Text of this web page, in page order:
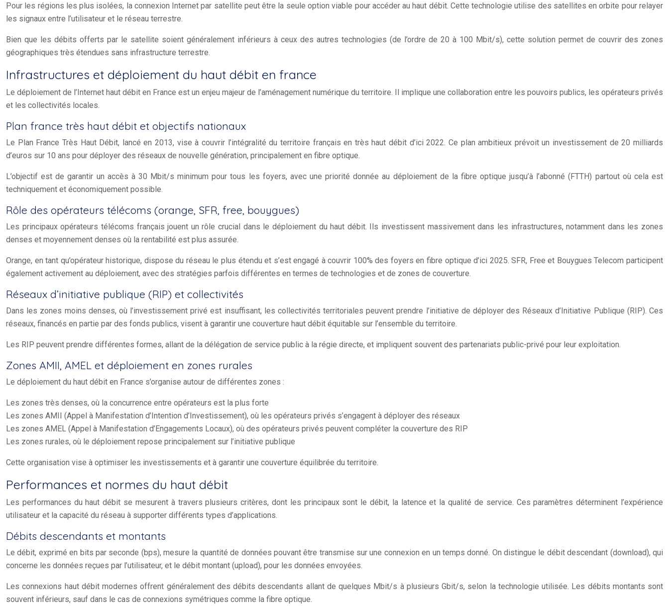
Pour les régions les plus isolées, la connexion Internet par satellite peut être la seule option viable pour accéder au haut débit. Cette technologie utilise des satellites en orbite pour relayer
les signaux entre l’utilisateur et le réseau terrestre.
Bien que les débits offerts par le satellite soient généralement inférieurs à ceux des autres technologies (de l’ordre de 20 à 100 Mbit/s), cette solution permet de couvrir des zones
géographiques très étendues sans infrastructure terrestre.
Infrastructures et déploiement du haut débit en france
Le déploiement de l’Internet haut débit en France est un enjeu majeur de l’aménagement numérique du territoire. Il implique une collaboration entre les pouvoirs publics, les opérateurs privés
et les collectivités locales.
Plan france très haut débit et objectifs nationaux
Le Plan France Très Haut Débit, lancé en 2013, vise à couvrir l’intégralité du territoire français en très haut débit d’ici 2022. Ce plan ambitieux prévoit un investissement de 20 milliards
d’euros sur 10 ans pour déployer des réseaux de nouvelle génération, principalement en fibre optique.
L’objectif est de garantir un accès à 30 Mbit/s minimum pour tous les foyers, avec une priorité donnée au déploiement de la fibre optique jusqu’à l’abonné (FTTH) partout où cela est
techniquement et économiquement possible.
Rôle des opérateurs télécoms (orange, SFR, free, bouygues)
Les principaux opérateurs télécoms français jouent un rôle crucial dans le déploiement du haut débit. Ils investissent massivement dans les infrastructures, notamment dans les zones
denses et moyennement denses où la rentabilité est plus assurée.
Orange, en tant qu’opérateur historique, dispose du réseau le plus étendu et s’est engagé à couvrir 100% des foyers en fibre optique d’ici 2025. SFR, Free et Bouygues Telecom participent
également activement au déploiement, avec des stratégies parfois différentes en termes de technologies et de zones de couverture.
Réseaux d’initiative publique (RIP) et collectivités
Dans les zones moins denses, où l’investissement privé est insuffisant, les collectivités territoriales peuvent prendre l’initiative de déployer des Réseaux d’Initiative Publique (RIP). Ces
réseaux, financés en partie par des fonds publics, visent à garantir une couverture haut débit équitable sur l’ensemble du territoire.
Les RIP peuvent prendre différentes formes, allant de la délégation de service public à la régie directe, et impliquent souvent des partenariats public-privé pour leur exploitation.
Zones AMII, AMEL et déploiement en zones rurales
Le déploiement du haut débit en France s’organise autour de différentes zones :
Les zones très denses, où la concurrence entre opérateurs est la plus forte
Les zones AMII (Appel à Manifestation d’Intention d’Investissement), où les opérateurs privés s’engagent à déployer des réseaux
Les zones AMEL (Appel à Manifestation d’Engagements Locaux), où des opérateurs privés peuvent compléter la couverture des RIP
Les zones rurales, où le déploiement repose principalement sur l’initiative publique
Cette organisation vise à optimiser les investissements et à garantir une couverture équilibrée du territoire.
Performances et normes du haut débit
Les performances du haut débit se mesurent à travers plusieurs critères, dont les principaux sont le débit, la latence et la qualité de service. Ces paramètres déterminent l’expérience
utilisateur et la capacité du réseau à supporter différents types d’applications.
Débits descendants et montants
Le débit, exprimé en bits par seconde (bps), mesure la quantité de données pouvant être transmise sur une connexion en un temps donné. On distingue le débit descendant (download), qui
concerne les données reçues par l’utilisateur, et le débit montant (upload), pour les données envoyées.
Les connexions haut débit modernes offrent généralement des débits descendants allant de quelques Mbit/s à plusieurs Gbit/s, selon la technologie utilisée. Les débits montants sont
souvent inférieurs, sauf dans le cas de connexions symétriques comme la fibre optique.